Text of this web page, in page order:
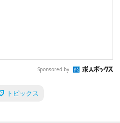
Sponsored by
トピックス